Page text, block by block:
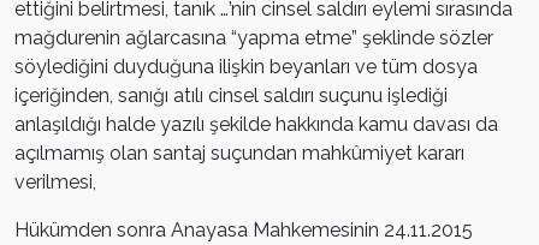
ettiğini belirtmesi, tanık …’nin cinsel saldırı eylemi sırasında
mağdurenin ağlarcasına “yapma etme” şeklinde sözler
söylediğini duyduğuna ilişkin beyanları ve tüm dosya
içeriğinden, sanığı atılı cinsel saldırı suçunu işlediği
anlaşıldığı halde yazılı şekilde hakkında kamu davası da
açılmamış olan santaj suçundan mahkûmiyet kararı
verilmesi,
Hükümden sonra Anayasa Mahkemesinin 24.11.2015